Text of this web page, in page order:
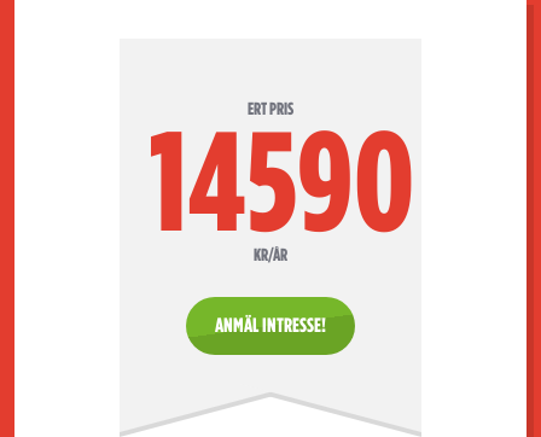
ERT PRIS
14590
KR/ÅR
ANMÄL INTRESSE!